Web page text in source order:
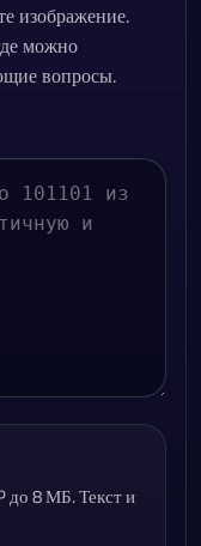
изображение.
можно
вопросы.
до 8 МБ. Текст и